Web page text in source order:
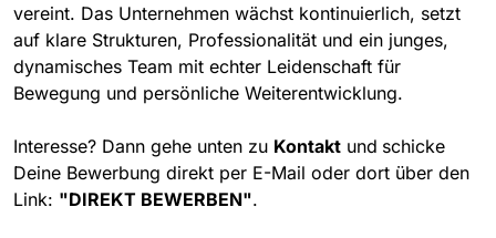
vereint. Das Unternehmen wächst kontinuierlich, setzt
auf klare Strukturen, Professionalität und ein junges,
dynamisches Team mit echter Leidenschaft für
Bewegung und persönliche Weiterentwicklung.
Interesse? Dann gehe unten zu Kontakt und schicke
Deine Bewerbung direkt per E-Mail oder dort über den
Link: "DIREKT BEWERBEN".